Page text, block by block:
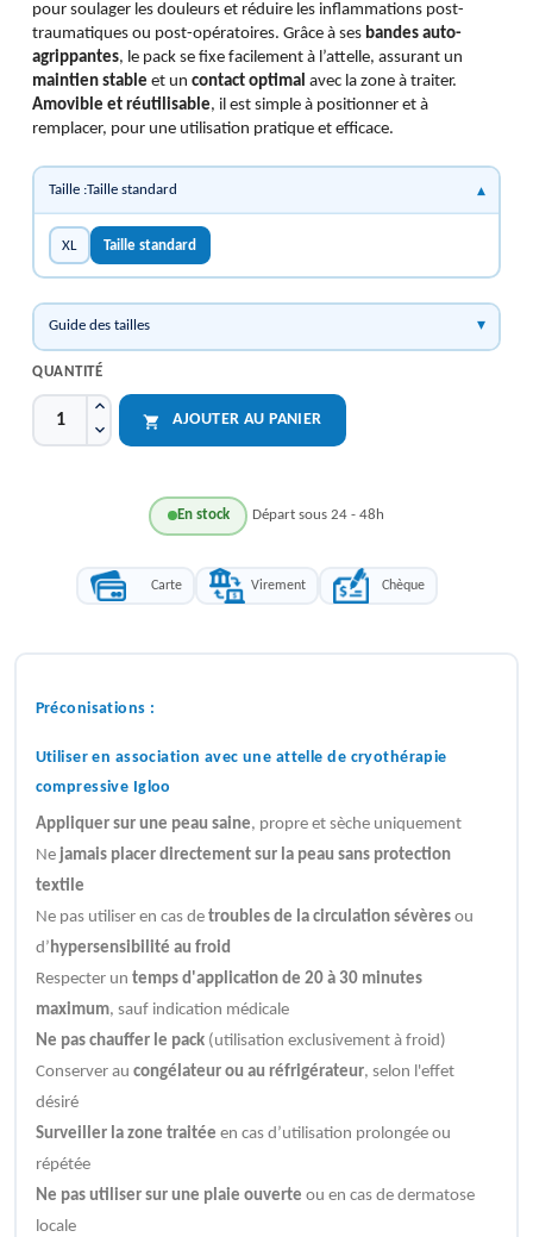
pour soulager les douleurs et réduire les inflammations post-
traumatiques ou post-opératoires. Grâce à ses bandes auto-
agrippantes, le pack se fixe facilement à l’attelle, assurant un
maintien stable et un contact optimal avec la zone à traiter.
Amovible et réutilisable, il est simple à positionner et à
remplacer, pour une utilisation pratique et efficace.
Taille :Taille standard
XL Taille standard
Guide des tailles
QUANTITÉ
 AJOUTER AU PANIER
En stock Départ sous 24 - 48h
Carte Virement Chèque
Préconisations :
Utiliser en association avec une attelle de cryothérapie
compressive Igloo
Appliquer sur une peau saine, propre et sèche uniquement
Ne jamais placer directement sur la peau sans protection
textile
Ne pas utiliser en cas de troubles de la circulation sévèresou
d’hypersensibilité au froid
Respecter un temps d'application de 20 à 30 minutes
maximum, sauf indication médicale
Ne pas chauffer le pack(utilisation exclusivement à froid)
Conserver au congélateur ou au réfrigérateur, selon l'effet
désiré
Surveiller la zone traitée en cas d’utilisation prolongée ou
répétée
Ne pas utiliser sur une plaie ouverte ou en cas de dermatose
locale